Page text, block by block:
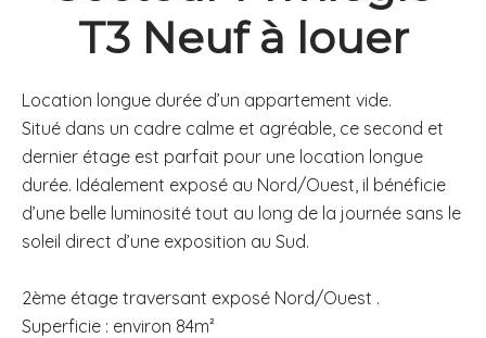
T3 Neuf à louer
Location longue durée d’un appartement vide.
Situé dans un cadre calme et agréable, ce second et
dernier étage est parfait pour une location longue
durée. Idéalement exposé au Nord/Ouest, il bénéficie
d’une belle luminosité tout au long de la journée sans le
soleil direct d’une exposition au Sud.
2ème étage traversant exposé Nord/Ouest .
Superficie : environ 84m²